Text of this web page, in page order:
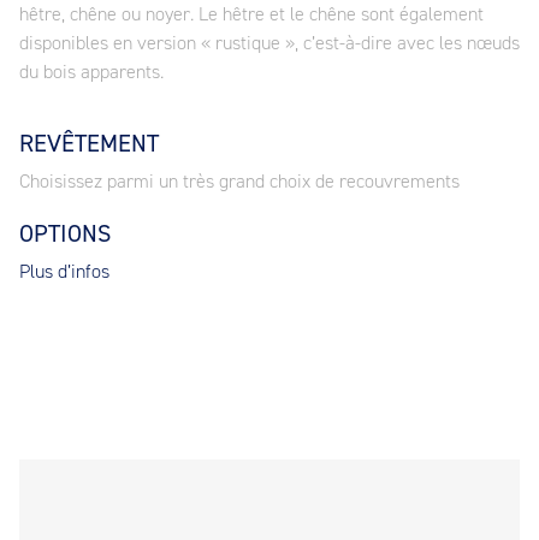
hêtre, chêne ou noyer. Le hêtre et le chêne sont également
disponibles en version « rustique », c’est-à-dire avec les nœuds
du bois apparents.
REVÊTEMENT
Choisissez parmi un très grand choix de recouvrements
OPTIONS
Plus d’infos